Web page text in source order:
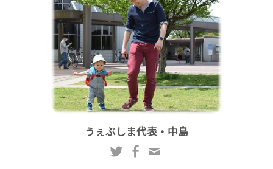
うぇぶしま代表・中島